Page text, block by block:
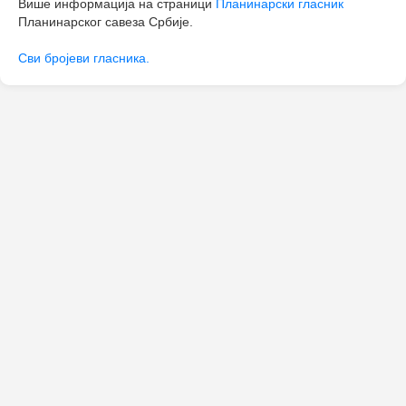
Више информација на страници Планинарски гласник
Планинарског савеза Србије.
Сви бројеви гласника.